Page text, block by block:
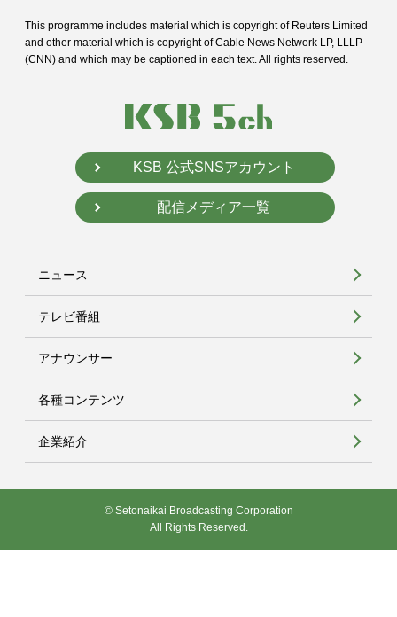
This programme includes material which is copyright of Reuters Limited
and other material which is copyright of Cable News Network LP, LLLP
(CNN) and which may be captioned in each text. All rights reserved.
KSB 公式SNSアカウント
配信メディア一覧
ニュース
テレビ番組
アナウンサー
各種コンテンツ
企業紹介
© Setonaikai Broadcasting Corporation
All Rights Reserved.